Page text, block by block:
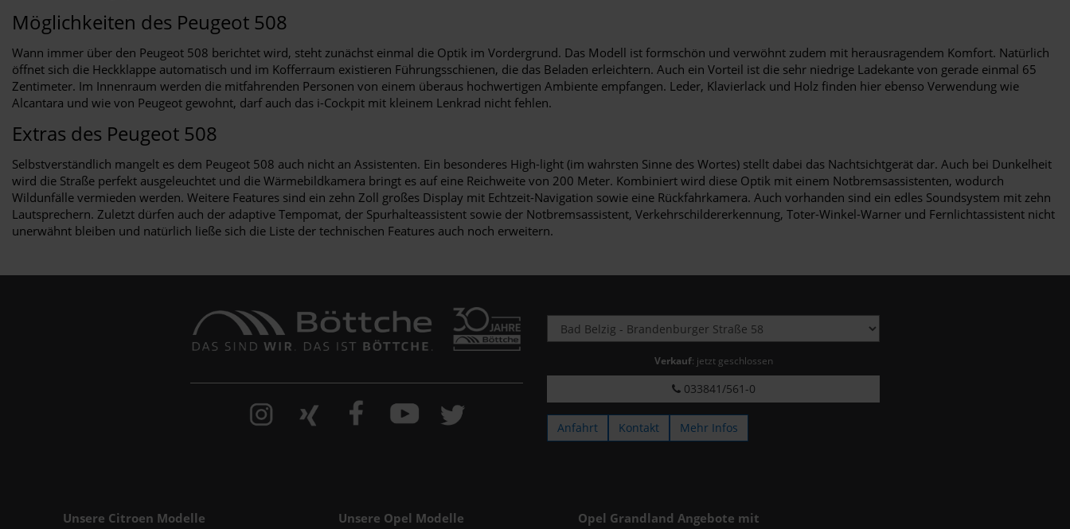
Möglichkeiten des Peugeot 508
Wann immer über den Peugeot 508 berichtet wird, steht zunächst einmal die Optik im Vordergrund. Das Modell ist formschön und verwöhnt zudem mit herausragendem Komfort. Natürlich
öffnet sich die Heckklappe automatisch und im Kofferraum existieren Führungsschienen, die das Beladen erleichtern. Auch ein Vorteil ist die sehr niedrige Ladekante von gerade einmal 65
Zentimeter. Im Innenraum werden die mitfahrenden Personen von einem überaus hochwertigen Ambiente empfangen. Leder, Klavierlack und Holz finden hier ebenso Verwendung wie
Alcantara und wie von Peugeot gewohnt, darf auch das i-Cockpit mit kleinem Lenkrad nicht fehlen.
Extras des Peugeot 508
Selbstverständlich mangelt es dem Peugeot 508 auch nicht an Assistenten. Ein besonderes High-light (im wahrsten Sinne des Wortes) stellt dabei das Nachtsichtgerät dar. Auch bei Dunkelheit
wird die Straße perfekt ausgeleuchtet und die Wärmebildkamera bringt es auf eine Reichweite von 200 Meter. Kombiniert wird diese Optik mit einem Notbremsassistenten, wodurch
Wildunfälle vermieden werden. Weitere Features sind ein zehn Zoll großes Display mit Echtzeit-Navigation sowie eine Rückfahrkamera. Auch vorhanden sind ein edles Soundsystem mit zehn
Lautsprechern. Zuletzt dürfen auch der adaptive Tempomat, der Spurhalteassistent sowie der Notbremsassistent, Verkehrschildererkennung, Toter-Winkel-Warner und Fernlichtassistent nicht
unerwähnt bleiben und natürlich ließe sich die Liste der technischen Features auch noch erweitern.
Verkauf: jetzt geschlossen
033841/561-0
Anfahrt Kontakt Mehr Infos
Unsere Citroen Modelle Unsere Opel Modelle
Opel Grandland Angebote mit